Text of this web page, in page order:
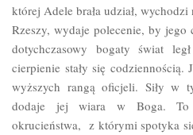
której Adele brała udział,
Rzeszy, wydaje polecenie, by jego
dotychczasowy bogaty świat
cierpienie stały się
wyższych rangą oficjeli. Siły w
dodaje jej wiara w Boga.
okrucieństwa, z którymi spotyka